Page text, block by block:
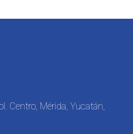
Centro, Mérida, Yucatán,